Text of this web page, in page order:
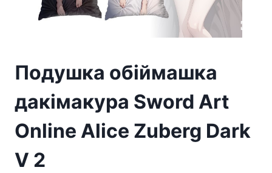
Подушка обіймашка
дакімакура Sword Art
Online Alice Zuberg Dark
V 2